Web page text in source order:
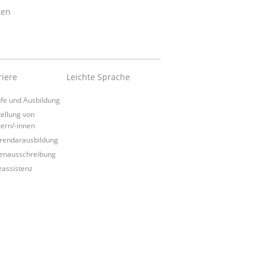
und Ausbildung
von
innen
Leichte Sprache